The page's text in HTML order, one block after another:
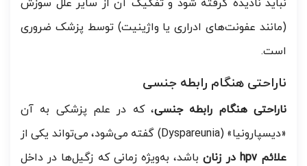
نباید نادیده گرفته شود و تفکیک آن از سایر علل سوزش
(مانند عفونت‌های ادراری یا واژینیت) توسط پزشک ضروری
است.
ناراحتی هنگام رابطه جنسی
ناراحتی هنگام رابطه جنسی، که در علم پزشکی به آن
«دیسپارونیا» (Dyspareunia) گفته می‌شود، می‌تواند یکی از
علائم hpv در زنان
باشد، به‌ویژه زمانی که زگیل‌ها در داخل